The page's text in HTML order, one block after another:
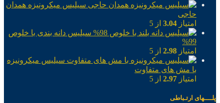
سیلیس میکرونیزه همدان
حاجی
امتیاز 3.04 از 5
سیلیس دانه بندی با خلوص
99%
امتیاز 2.98 از 5
سیلیس میکرونیزه
با مش های متفاوت
امتیاز 2.97 از 5
پلــــهای ارتـباطی